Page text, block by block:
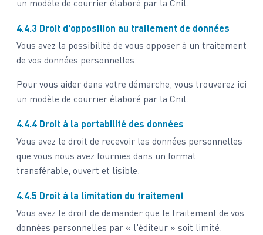
un modèle de courrier élaboré par la Cnil.
4.4.3 Droit d'opposition au traitement de données
Vous avez la possibilité de vous opposer à un traitement
de vos données personnelles.
Pour vous aider dans votre démarche, vous trouverez ici
un modèle de courrier élaboré par la Cnil.
4.4.4 Droit à la portabilité des données
Vous avez le droit de recevoir les données personnelles
que vous nous avez fournies dans un format
transférable, ouvert et lisible.
4.4.5 Droit à la limitation du traitement
Vous avez le droit de demander que le traitement de vos
données personnelles par « l'éditeur » soit limité.